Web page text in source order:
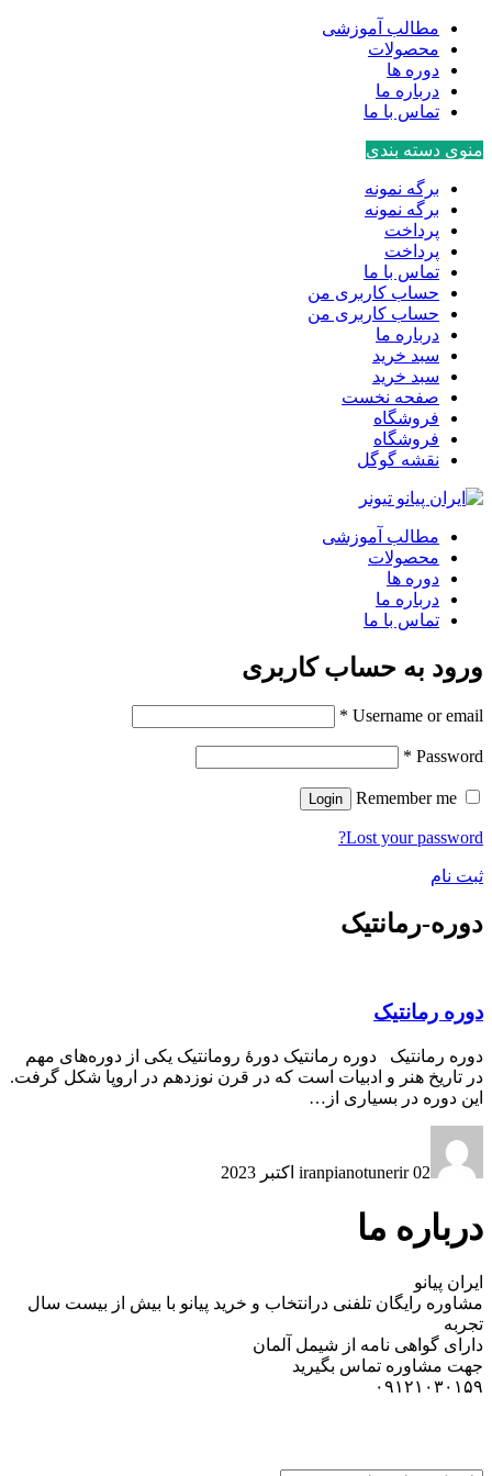
مطالب آموزشی
محصولات
دوره ها
درباره ما
تماس با ما
منوی دسته بندی
برگه نمونه
برگه نمونه
پرداخت
پرداخت
تماس با ما
حساب کاربری من
حساب کاربری من
درباره ما
سبد خرید
سبد خرید
صفحه نخست
فروشگاه
فروشگاه
نقشه گوگل
مطالب آموزشی
محصولات
دوره ها
درباره ما
تماس با ما
ورود به حساب کاربری
Username or email
*
Password
*
Remember me
Login
Lost your password?
ثبت نام
دوره-رمانتیک
دوره رمانتیک
دوره رمانتیک دوره رمانتیک دورهٔ رومانتیک یکی از دوره‌های مهم
در تاریخ هنر و ادبیات است که در قرن نوزدهم در اروپا شکل گرفت.
این دوره در بسیاری از…
iranpianotunerir 02 اکتبر 2023
درباره ما
ایران پیانو
مشاوره رایگان تلفنی درانتخاب و خرید پیانو با بیش از بیست سال
تجربه
دارای گواهی نامه از شیمل آلمان
جهت مشاوره تماس بگیرید
۰۹۱۲۱۰۳۰۱۵۹